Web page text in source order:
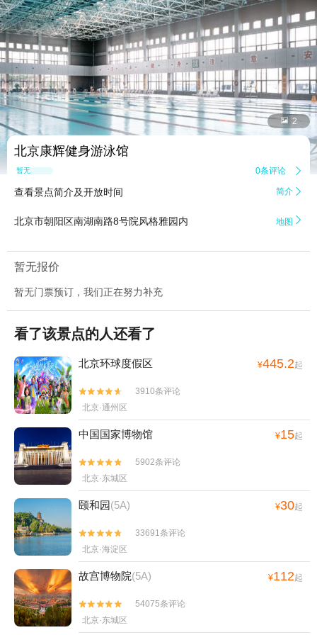
 2
北京康辉健身游泳馆
暂无点评 0条评论 
查看景点简介及开放时间 简介 
北京市朝阳区南湖南路8号院风格雅园内 地图 
暂无报价
暂无门票预订，我们正在努力补充
看了该景点的人还看了
北京环球度假区 ¥445.2起


3910条评论
北京·通州区
中国国家博物馆 ¥15起


5902条评论
北京·东城区
颐和园(5A) ¥30起


33691条评论
北京·海淀区
故宫博物院(5A) ¥112起


54075条评论
北京·东城区
